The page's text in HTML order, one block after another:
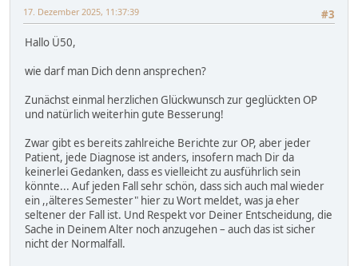
#3
17. Dezember 2025, 11:37:39
Hallo Ü50,
wie darf man Dich denn ansprechen?
Zunächst einmal herzlichen Glückwunsch zur geglückten OP
und natürlich weiterhin gute Besserung!
Zwar gibt es bereits zahlreiche Berichte zur OP, aber jeder
Patient, jede Diagnose ist anders, insofern mach Dir da
keinerlei Gedanken, dass es vielleicht zu ausführlich sein
könnte... Auf jeden Fall sehr schön, dass sich auch mal wieder
ein ,,älteres Semester" hier zu Wort meldet, was ja eher
seltener der Fall ist. Und Respekt vor Deiner Entscheidung, die
Sache in Deinem Alter noch anzugehen – auch das ist sicher
nicht der Normalfall.